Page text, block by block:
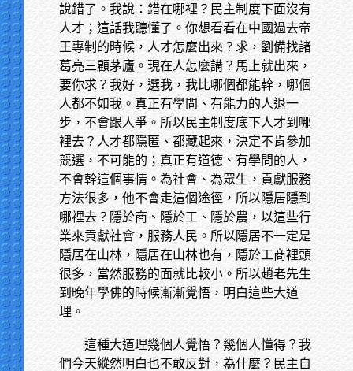
說錯了。我說：錯在哪裡？民主制度下面沒有
人才；這話我聽懂了。你想看看在中國過去帝
王專制的時候，人才怎麼出來？求，劉備找諸
葛亮三顧茅廬。現在人怎麼講？馬上就出來，
要你求？我好，選我，我比哪個都能幹，哪個
人都不如我。真正有學問、有能力的人退一
步，不會跟人爭。所以民主制度底下人才到哪
裡去？人才都隱匿、都藏起來，決定不肯參加
競選，不可能的；真正有道德、有學問的人，
不會幹這個事情。為社會、為眾生，貢獻服務
方法很多，他不會走這個途徑，所以隱居隱到
哪裡去？隱於商、隱於工、隱於農，以這些行
業來貢獻社會，服務人民。所以隱居不一定是
隱居在山林，隱居在山林也有，隱於工商裡頭
很多，當然服務的面就比較小。所以趙老先生
到晚年學佛的時候漸漸覺悟，明白這些大道
理。
這種大道理幾個人覺悟？幾個人懂得？我
們今天縱然明白也不敢反對，為什麼？民主自